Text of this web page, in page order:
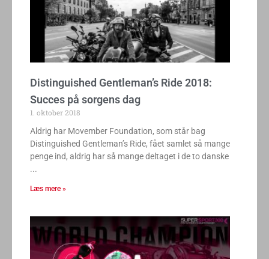
Distinguished Gentleman’s Ride 2018:
Succes på sorgens dag
1. oktober 2018
Aldrig har Movember Foundation, som står bag
Distinguished Gentleman’s Ride, fået samlet så mange
penge ind, aldrig har så mange deltaget i de to danske
Læs mere »